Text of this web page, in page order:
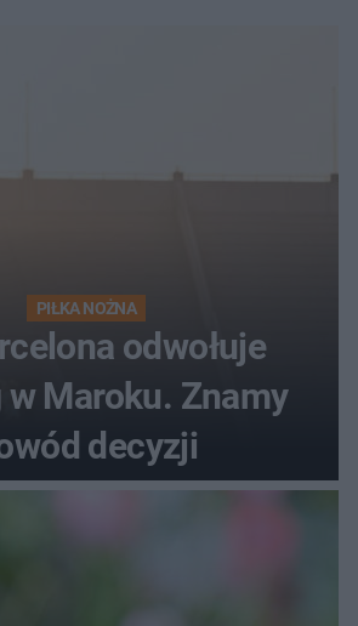
PIŁKA NOŻNA
odwołuje
Maroku. Znamy
decyzji